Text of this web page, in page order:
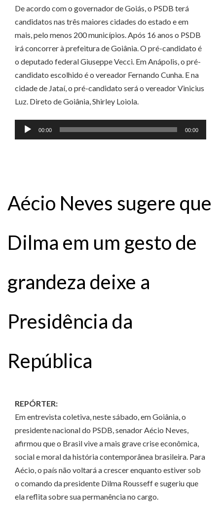
De acordo com o governador de Goiás, o PSDB terá
candidatos nas três maiores cidades do estado e em
mais, pelo menos 200 municípios. Após 16 anos o PSDB
irá concorrer à prefeitura de Goiânia. O pré-candidato é
o deputado federal Giuseppe Vecci. Em Anápolis, o pré-
candidato escolhido é o vereador Fernando Cunha. E na
cidade de Jataí, o pré-candidato será o vereador Vinicius
Luz. Direto de Goiânia, Shirley Loiola.
Tocador
de
00:00 00:00
Aécio Neves sugere que
Dilma em um gesto de
grandeza deixe a
Presidência da
República
REPÓRTER:
Em entrevista coletiva, neste sábado, em Goiânia, o
presidente nacional do PSDB, senador Aécio Neves,
afirmou que o Brasil vive a mais grave crise econômica,
social e moral da história contemporânea brasileira. Para
Aécio, o país não voltará a crescer enquanto estiver sob
o comando da presidente Dilma Rousseff e sugeriu que
ela reflita sobre sua permanência no cargo.